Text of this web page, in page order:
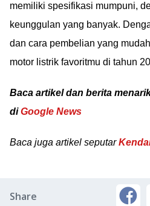
memiliki spesifikasi mumpuni,
keunggulan yang banyak.
dan cara pembelian yang
motor listrik favoritmu di tahun
Baca artikel dan berita
diGoogle News
Baca juga artikel seputar
Share